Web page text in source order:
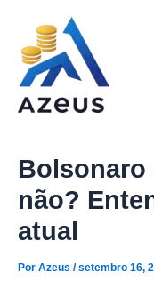
conteúdo
Bolsonaro
não?
atual
Por Azeus /setembro 16,